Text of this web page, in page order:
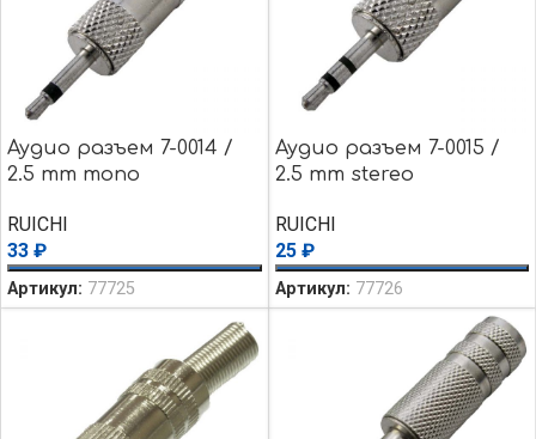
Аудио разъем 7-0014 /
2.5 mm mono
RUICHI
33 ₽
Артикул: 77725
Аудио разъем 7-0015 /
2.5 mm stereo
RUICHI
25 ₽
Артикул: 77726